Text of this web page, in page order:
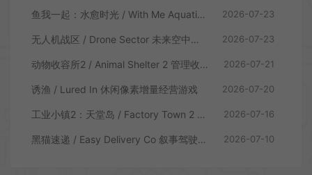
鱼我一起：水愈时光 / With Me Aquatic Time 休闲养鱼游戏 2026-07-23
无人机战区 / Drone Sector 未来空中炮艇游戏 2026-07-23
动物收容所2 / Animal Shelter 2 管理收容模拟游戏 2026-07-21
诱渔 / Lured In 休闲像素增量经营游戏 2026-07-20
工业小镇2：天堂岛 / Factory Town 2 Paradise 自动流水线模拟游戏 2026-07-16
黑猫速递 / Easy Delivery Co 叙事驾驶模拟游戏 2026-07-10